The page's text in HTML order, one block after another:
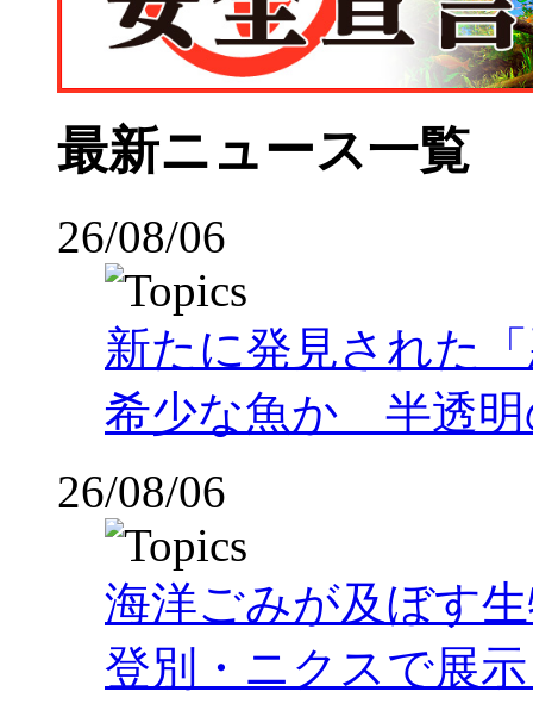
最新ニュース一覧
26/08/06
新たに発見された
希少な魚か 半透明
26/08/06
海洋ごみが及ぼす
登別・ニクスで展